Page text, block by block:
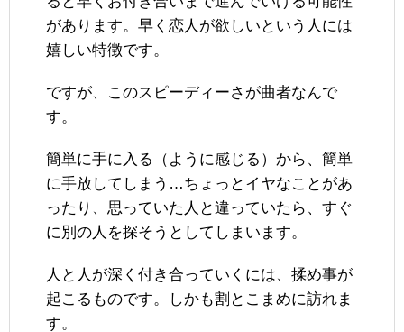
があります。早く恋人が欲しいという人には
嬉しい特徴です。
ですが、このスピーディーさが曲者なんで
す。
簡単に手に入る（ように感じる）から、簡単
に手放してしまう…ちょっとイヤなことがあ
ったり、思っていた人と違っていたら、すぐ
に別の人を探そうとしてしまいます。
人と人が深く付き合っていくには、揉め事が
起こるものです。しかも割とこまめに訪れま
す。